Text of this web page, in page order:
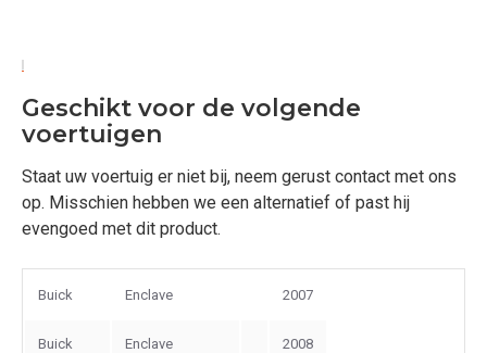
Geschikt voor de volgende
voertuigen
Staat uw voertuig er niet bij, neem gerust contact met ons
op. Misschien hebben we een alternatief of past hij
evengoed met dit product.
Buick Enclave 2007
Buick Enclave 2008